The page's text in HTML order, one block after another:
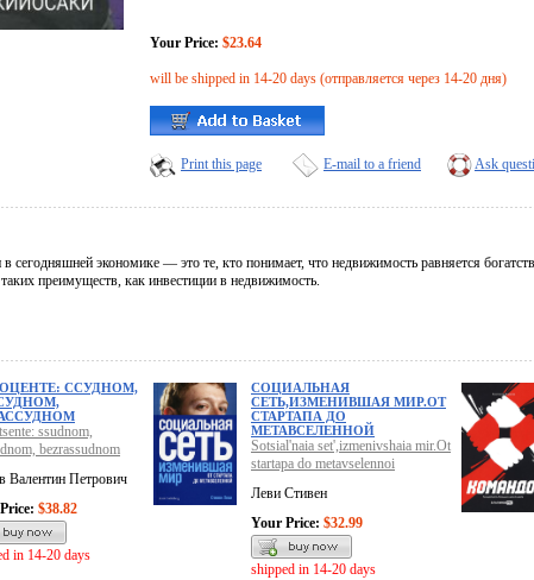
Your Price: $23.64
will be shipped in 14-20 days (отправляется через 14-20 дня)
Print this page E-mail to a friend Ask
сегодняшней экономике — это те, кто понимает, что недвижимость равняется
преимуществ, как инвестиции в недвижимость.
ССУДНОМ,
ssudnom,
bezrassudnom
Валентин Петрович
$38.82
in 14-20 days
СОЦИАЛЬНАЯ
СЕТЬ,ИЗМЕНИВШАЯ МИР.ОТ
СТАРТАПА ДО
МЕТАВСЕЛЕННОЙ
Sotsial'naia set',izmenivshaia mir.Ot
startapa do metavselennoi
Леви Стивен
Your Price: $32.99
shipped in 14-20 days